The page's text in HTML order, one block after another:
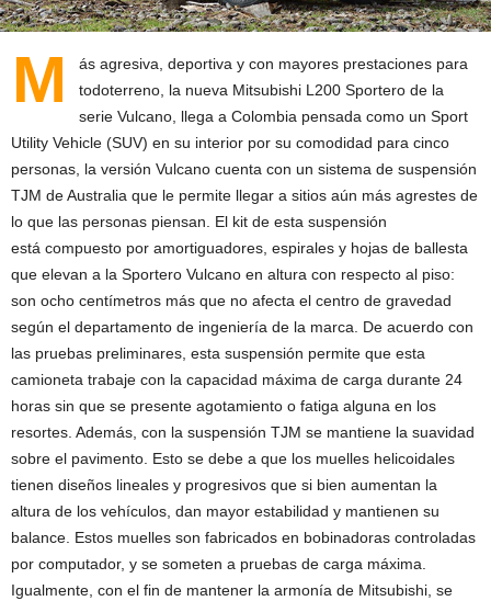
M
ás agresiva, deportiva y con mayores prestaciones para
todoterreno, la nueva Mitsubishi L200 Sportero de la
serie Vulcano, llega a Colombia pensada como un Sport
Utility Vehicle (SUV) en su interior por su comodidad para cinco
personas, la versión Vulcano cuenta con un sistema de suspensión
TJM de Australia que le permite llegar a sitios aún más agrestes de
lo que las personas piensan. El kit de esta suspensión
está compuesto por amortiguadores, espirales y hojas de ballesta
que elevan a la Sportero Vulcano en altura con respecto al piso:
son ocho centímetros más que no afecta el centro de gravedad
según el departamento de ingeniería de la marca. De acuerdo con
las pruebas preliminares, esta suspensión permite que esta
camioneta trabaje con la capacidad máxima de carga durante 24
horas sin que se presente agotamiento o fatiga alguna en los
resortes. Además, con la suspensión TJM se mantiene la suavidad
sobre el pavimento. Esto se debe a que los muelles helicoidales
tienen diseños lineales y progresivos que si bien aumentan la
altura de los vehículos, dan mayor estabilidad y mantienen su
balance. Estos muelles son fabricados en bobinadoras controladas
por computador, y se someten a pruebas de carga máxima.
Igualmente, con el fin de mantener la armonía de Mitsubishi, se